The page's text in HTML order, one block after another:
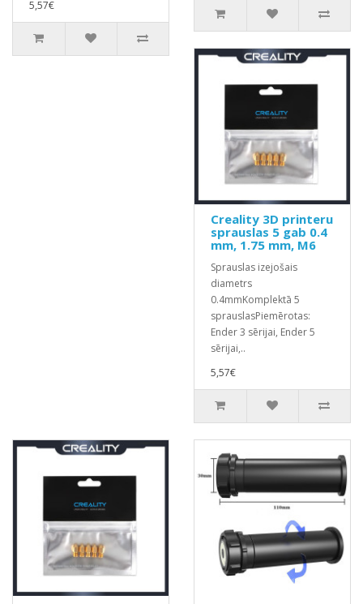
5,57€
Creality 3D printeru
sprauslas 5 gab 0.4
mm, 1.75 mm, M6
Sprauslas izejošais
diametrs
0.4mmKomplektā 5
sprauslasPiemērotas:
Ender 3 sērijai, Ender 5
sērijai,..
5,57€